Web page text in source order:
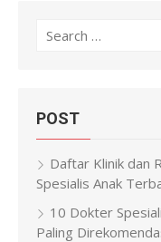
Search
POST
Daftar Klinik dan
Spesialis Anak
10 Dokter
Paling